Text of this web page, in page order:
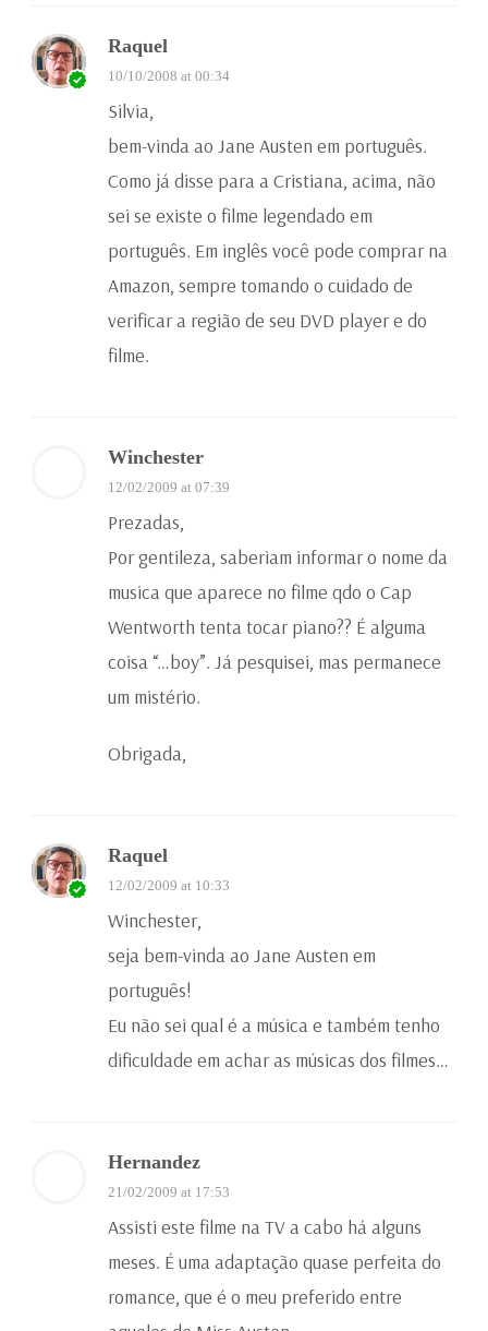
Raquel
10/10/2008 at 00:34
Silvia,
bem-vinda ao Jane Austen em português.
Como já disse para a Cristiana, acima, não
sei se existe o filme legendado em
português. Em inglês você pode comprar na
Amazon, sempre tomando o cuidado de
verificar a região de seu DVD player e do
filme.
Winchester
12/02/2009 at 07:39
Prezadas,
Por gentileza, saberiam informar o nome da
musica que aparece no filme qdo o Cap
Wentworth tenta tocar piano?? É alguma
coisa “…boy”. Já pesquisei, mas permanece
um mistério.
Obrigada,
Raquel
12/02/2009 at 10:33
Winchester,
seja bem-vinda ao Jane Austen em
português!
Eu não sei qual é a música e também tenho
dificuldade em achar as músicas dos filmes…
Hernandez
21/02/2009 at 17:53
Assisti este filme na TV a cabo há alguns
meses. É uma adaptação quase perfeita do
romance, que é o meu preferido entre